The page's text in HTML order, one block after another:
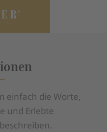
einfach die Worte,
und Erlebte